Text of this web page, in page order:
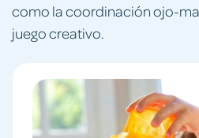
como la coordinación ojo-
juego creativo.